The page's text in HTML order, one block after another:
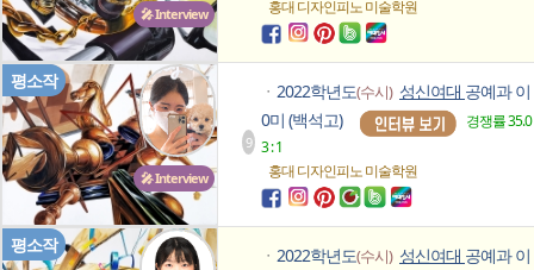
🎤 Interview
홍대 디자인피노미술학원
🎤 Interview
평소작
9
ㆍ 2022학년도(수시) 성신여대 공예과 이
0미 (백석고)
경쟁률 35.0
3 : 1
홍대 디자인피노미술학원
평소작
ㆍ 2022학년도(수시) 성신여대 공예과 이